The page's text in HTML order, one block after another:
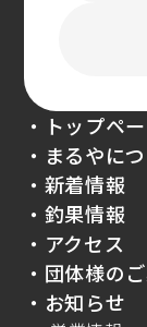
・トップペ
・まるやに
・新着情報
・釣果情報
・アクセス
・団体様の
・お知らせ